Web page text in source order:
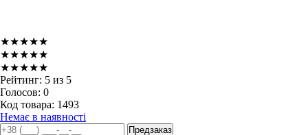
★★★★★
★★★★★
★★★★★
Рейтинг: 5 из 5
Голосов: 0
Код товара: 1493
Немає в наявності